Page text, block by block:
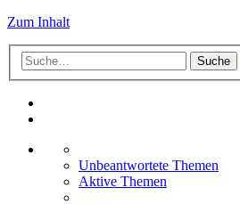
Zum Inhalt
Suche
Unbeantwortete Themen
Aktive Themen